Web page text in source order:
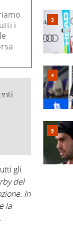
i
gli
del
In
la